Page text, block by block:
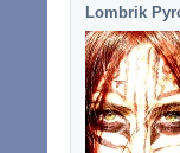
Lombrik